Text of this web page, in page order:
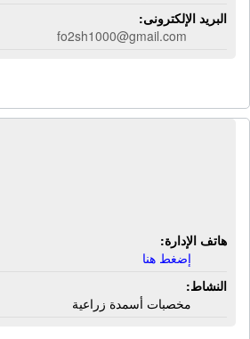
البريد الإلكترونى:
fo2sh1000@gmail.com
هاتف الإدارة:
إضغط هنا
النشاط:
مخصبات أسمدة زراعية